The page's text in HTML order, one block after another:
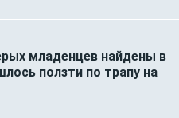
младенцев найдены в
ползти по трапу на